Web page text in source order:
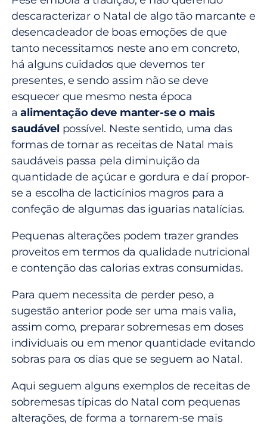
descaracterizar o Natal de algo tão marcante e
desencadeador de boas emoções de que
tanto necessitamos neste ano em concreto,
há alguns cuidados que devemos ter
presentes, e sendo assim não se deve
esquecer que mesmo nesta época
aalimentação deve manter-se o mais
saudável possível. Neste sentido, uma das
formas de tornar as receitas de Natal mais
saudáveis passa pela diminuição da
quantidade de açúcar e gordura e daí propor-
se a escolha de lacticínios magros para a
confeção de algumas das iguarias natalícias.
Pequenas alterações podem trazer grandes
proveitos em termos da qualidade nutricional
e contenção das calorias extras consumidas.
Para quem necessita de perder peso, a
sugestão anterior pode ser uma mais valia,
assim como, preparar sobremesas em doses
individuais ou em menor quantidade evitando
sobras para os dias que se seguem ao Natal.
Aqui seguem alguns exemplos de receitas de
sobremesas típicas do Natal com pequenas
alterações, de forma a tornarem-se mais